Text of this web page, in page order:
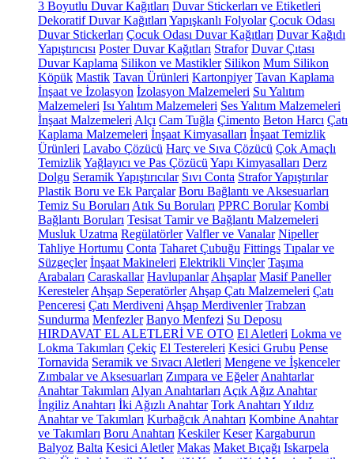
3 Boyutlu Duvar Kağıtları Duvar Stickerları ve Etiketleri
Dekoratif Duvar Kağıtları Yapışkanlı Folyolar Çocuk Odası
Duvar Stickerları Çocuk Odası Duvar Kağıtları Duvar Kağıdı
Yapıştırıcısı Poster Duvar Kağıtları Strafor Duvar Çıtası
Duvar Kaplama Silikon ve Mastikler Silikon Mum Silikon
Köpük Mastik Tavan Ürünleri Kartonpiyer Tavan Kaplama
İnşaat ve İzolasyon İzolasyon Malzemeleri Su Yalıtım
Malzemeleri Isı Yalıtım Malzemeleri Ses Yalıtım Malzemeleri
İnşaat Malzemeleri Alçı Cam Tuğla Çimento Beton Harcı Çatı
Kaplama Malzemeleri İnşaat Kimyasalları İnşaat Temizlik
Ürünleri Lavabo Çözücü Harç ve Sıva Çözücü Çok Amaçlı
TemizlikYağlayıcı ve Pas Çözücü Yapı Kimyasalları Derz
Dolgu Seramik Yapıştırıcılar Sıvı Conta Strafor Yapıştırılar
Plastik Boru ve Ek Parçalar Boru Bağlantı ve Aksesuarları
Temiz Su Boruları Atık Su Boruları PPRC Borular Kombi
Bağlantı Boruları Tesisat Tamir ve Bağlantı Malzemeleri
Musluk Uzatma Regülatörler Valfler ve Vanalar Nipeller
Tahliye Hortumu Conta Taharet Çubuğu Fittings Tıpalar ve
Süzgeçler İnşaat Makineleri Elektrikli Vinçler Taşıma
Arabaları Caraskallar Havlupanlar Ahşaplar Masif Paneller
Keresteler Ahşap Seperatörler Ahşap Çatı Malzemeleri Çatı
Penceresi Çatı Merdiveni Ahşap Merdivenler Trabzan
Sundurma Menfezler Banyo Menfezi Su Deposu
HIRDAVAT EL ALETLERİ VE OTO El Aletleri Lokma ve
Lokma Takımları Çekiç El Testereleri Kesici Grubu Pense
Tornavida Seramik ve Sıvacı Aletleri Mengene ve İşkenceler
Zımbalar ve Aksesuarları Zımpara ve Eğeler Anahtarlar
Anahtar Takımları Alyan Anahtarları Açık Ağız Anahtar
İngiliz Anahtarı İki Ağızlı Anahtar Tork Anahtarı Yıldız
Anahtar ve Takımları Kurbağcık Anahtarı Kombine Anahtar
ve Takımları Boru Anahtarı Keskiler Keser Kargaburun
Balyoz Balta Kesici Aletler Makas Maket Bıçağı Iskarpela